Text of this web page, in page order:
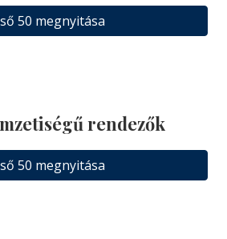
50 megnyitása
rendezők
50 megnyitása